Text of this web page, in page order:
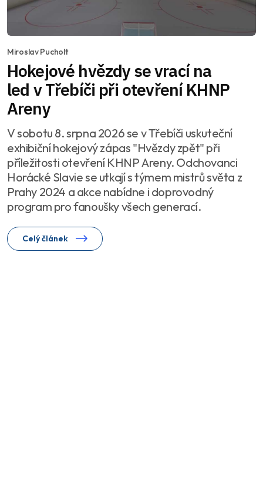
Miroslav Pucholt
Hokejové hvězdy se vrací na
led v Třebíči při otevření KHNP
Areny
V sobotu 8. srpna 2026 se v Třebíči uskuteční
exhibiční hokejový zápas "Hvězdy zpět" při
příležitosti otevření KHNP Areny. Odchovanci
Horácké Slavie se utkají s týmem mistrů světa z
Prahy 2024 a akce nabídne i doprovodný
program pro fanoušky všech generací.
Celý článek